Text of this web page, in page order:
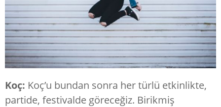
Koç: Koç’u bundan sonra her türlü etkinlikte,
partide, festivalde göreceğiz. Birikmiş